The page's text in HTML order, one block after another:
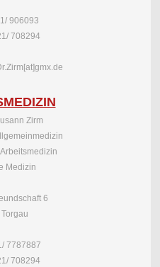
906093
708294
Zirm
Medizin
6
7787887
708294